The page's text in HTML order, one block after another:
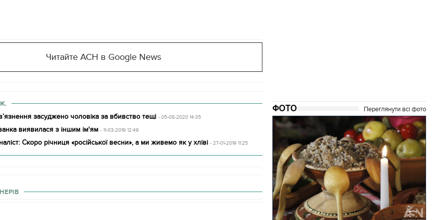
Читайте АСН в Google News
засуджено чоловіка за вбивство тещі - 05-08-2020 14:35
виявилася з іншим ім'ям - 11-03-2019 12:49
Скоро річниця «російської весни», а ми живемо як у хліві - 27-01-2019 11:25
ФОТО Переглянути всі фото